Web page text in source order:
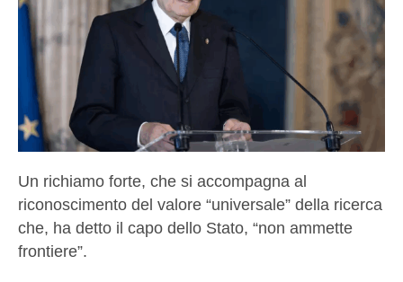
Un richiamo forte, che si accompagna al
riconoscimento del valore “universale” della ricerca
che, ha detto il capo dello Stato, “non ammette
frontiere”.